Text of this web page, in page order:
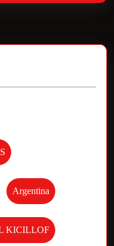
Argentina
KICILLOF